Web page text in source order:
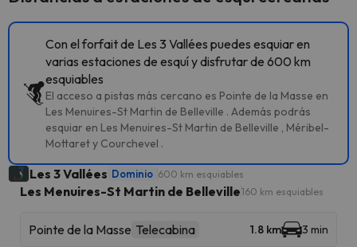
Con el forfait de Les 3 Vallées puedes esquiar en
varias estaciones de esquí y disfrutar de 600 km
esquiables
El acceso a pistas más cercano es Pointe de la Masse en
Les Menuires-St Martin de Belleville . Además podrás
esquiar en Les Menuires-St Martin de Belleville , Méribel-
Mottaret y Courchevel .
Les 3 Vallées Dominio 600 km esquiables
Les Menuires-St Martin de Belleville160 km esquiables
Pointe de la Masse Telecabina 1.8 km 3 min